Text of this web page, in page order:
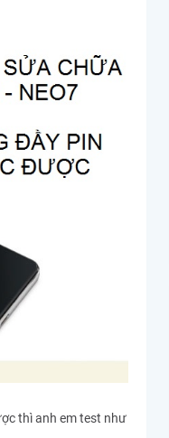
thì anh em test như